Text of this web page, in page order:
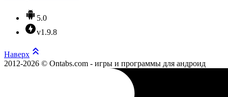
5.0
v1.9.8
Наверх
2012-2026 © Ontabs.com - игры и программы для андроид